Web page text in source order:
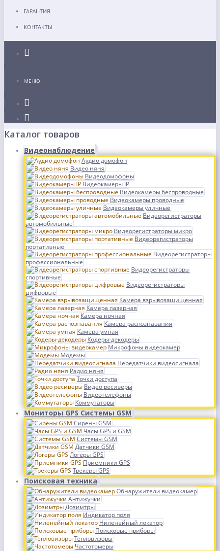
ГАРАНТИЯ
КОНТАКТЫ
МЕНЮ
Каталог товаров
Видеонаблюдение
Аудио домофон
Видео няня
Видеодомофоны
Видеокамеры IP
Видеокамеры беспроводные
Видеокамеры проводные
Видеокамеры уличные
Видеорегистраторы
автомобильные
Видеорегистраторы микро
Видеорегистраторы
портативные
Видеорегистраторы
профессиональные
Видеорегистраторы
спортивные
Видеорегистраторы
цифровые
Камера взрывозащищенная
Камера лазерная
Камера ночная
Камера распознавания
Камера умная
Кодеры-декодеры
Микрофоны видеокамер
Модемы
Передатчики видеосигнала
Радио няня
Точки доступа
Видео ресиверы
Видеотелефоны
Коммутаторы
Мониторы GPS Системы GSM
Сирены GSM
Часы GPS и GSM
Системы GSM
Датчики GSM
Логеры GPS
Приёмники GPS
Трекеры GPS
Поисковая техника
Обнаружители видеокамер
Антижучки
Дозимтры
Индикатор поля
Ниленейный локатор
Поисковые приборы
Тепловизоры
Частотомеры